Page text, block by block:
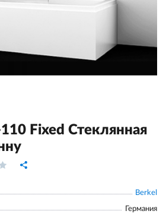
Fixed Стеклянная
Berkel
Германия